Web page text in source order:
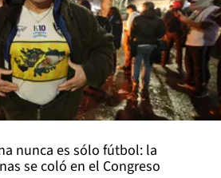
nunca es sólo fútbol: la
se coló en el Congreso